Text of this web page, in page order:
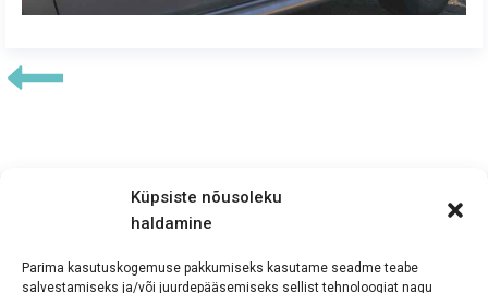
Küpsiste nõusoleku
haldamine
Parima kasutuskogemuse pakkumiseks kasutame seadme teabe
salvestamiseks ja/või juurdepääsemiseks sellist tehnoloogiat nagu
Koostööpartnerid: